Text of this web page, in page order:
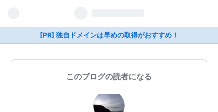
[PR] 独自ドメインは早めの取得がおすすめ！
このブログの読者になる